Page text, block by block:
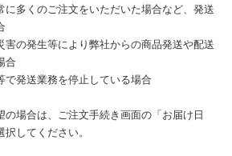
に多くのご注文をいただいた場合など、発送
害の発生等により弊社からの商品発送や配送
合
で発送業務を停止している場合
の場合は、ご注文手続き画面の「お届け日
してください。